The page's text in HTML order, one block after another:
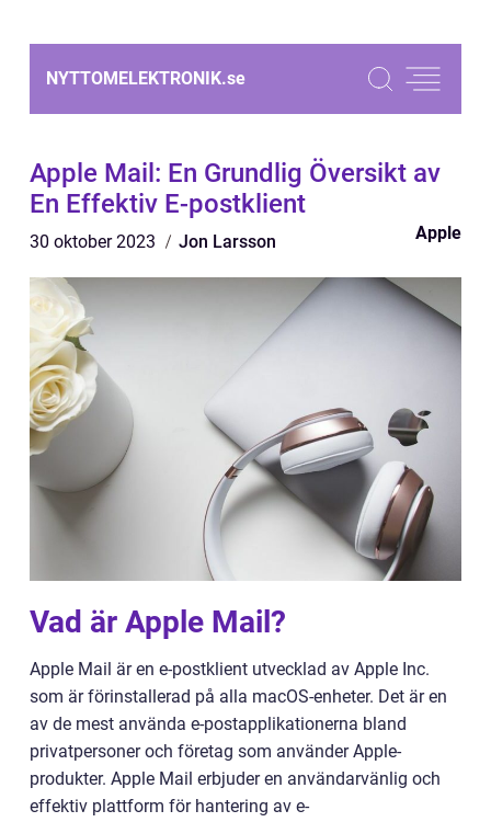
NYTTOMELEKTRONIK.se
Apple Mail: En Grundlig Översikt av
En Effektiv E-postklient
30 oktober 2023 Jon Larsson Apple
Vad är Apple Mail?
Apple Mail är en e-postklient utvecklad av Apple Inc.
som är förinstallerad på alla macOS-enheter. Det är en
av de mest använda e-postapplikationerna bland
privatpersoner och företag som använder Apple-
produkter. Apple Mail erbjuder en användarvänlig och
effektiv plattform för hantering av e-